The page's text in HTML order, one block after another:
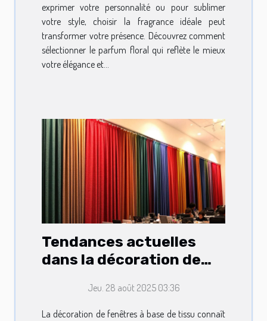
exprimer votre personnalité ou pour sublimer
votre style, choisir la fragrance idéale peut
transformer votre présence. Découvrez comment
sélectionner le parfum floral qui reflète le mieux
votre élégance et...
Tendances actuelles
dans la décoration de
Jeu. 28 août 2025 03:36
La décoration de fenêtres à base de tissu connaît